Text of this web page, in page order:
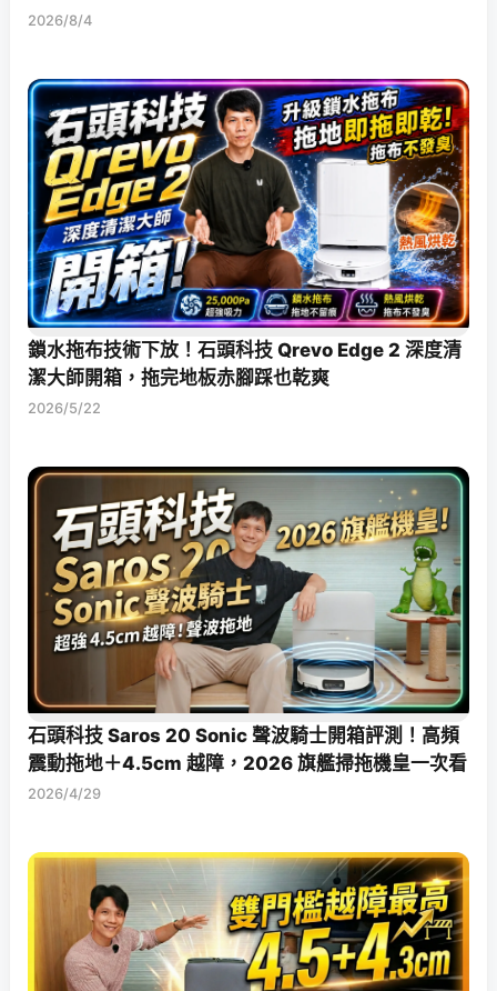
2026/8/4
鎖水拖布技術下放！石頭科技 Qrevo Edge 2 深度清
潔大師開箱，拖完地板赤腳踩也乾爽
2026/5/22
石頭科技 Saros 20 Sonic 聲波騎士開箱評測！高頻
震動拖地＋4.5cm 越障，2026 旗艦掃拖機皇一次看
2026/4/29